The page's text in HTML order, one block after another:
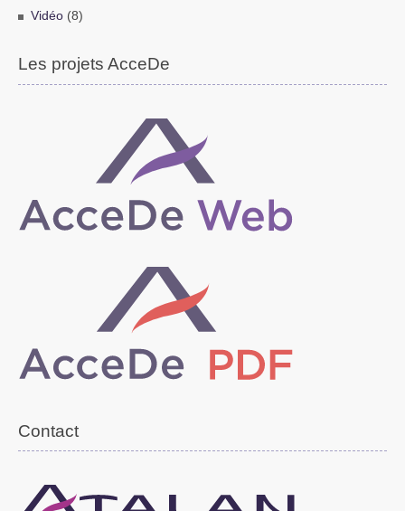
Vidéo(8)
Les projets AcceDe
Contact